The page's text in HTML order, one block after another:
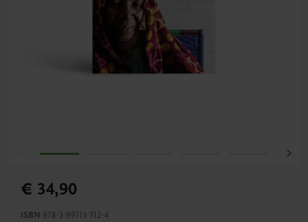
€ 34,90
ISBN 978-3-99113-312-4